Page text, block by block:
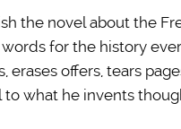
the novel about the
for the history
offers, tears
what he invents